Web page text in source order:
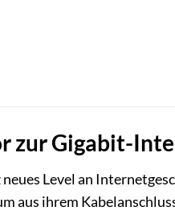
zur Gigabit-
Level an
aus ihrem